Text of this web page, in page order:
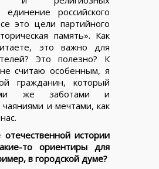
единение российского
это цели партийного
память». Как
это важно для
Это полезно? К
считаю особенным, я
гражданин, который
же заботами и
и мечтами, как
истории
то ориентиры для
в городской думе?